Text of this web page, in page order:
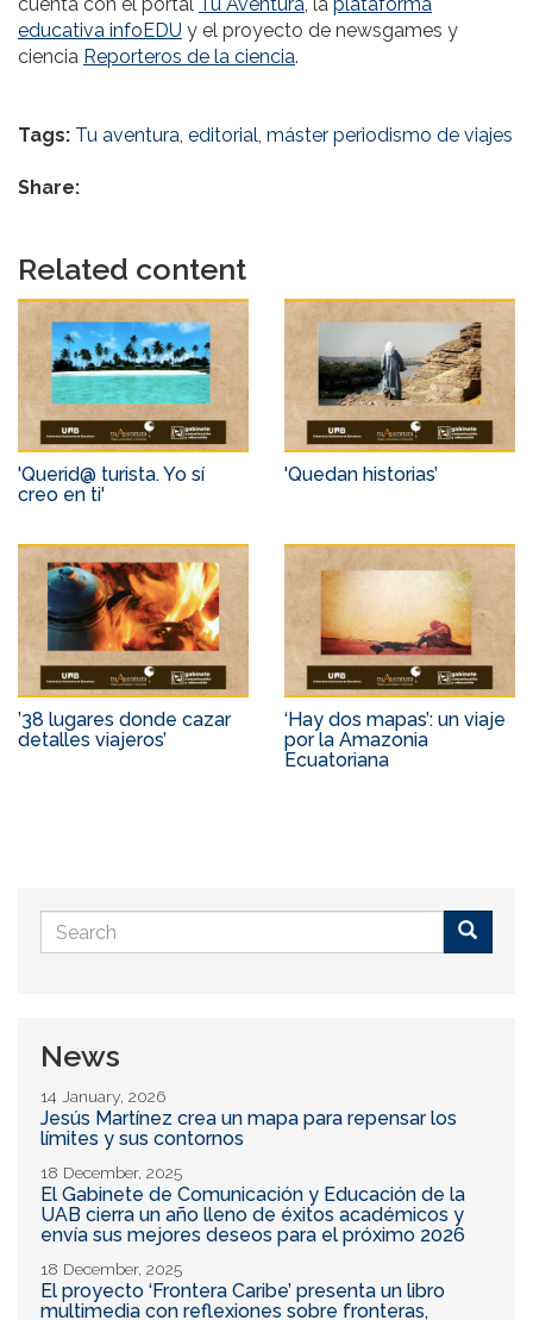
educativa infoEDU y el proyecto de newsgames y
ciencia Reporteros de la ciencia.
Tags: Tu aventura editorial máster periodismo de viajes
Share:
Related content
'Querid@ turista. Yo sí
creo en ti'
'Quedan historias’
’38 lugares donde cazar
detalles viajeros’
‘Hay dos mapas’: un viaje
por la Amazonia
Ecuatoriana
Search
form
News
14 January, 2026
Jesús Martínez crea un mapa para repensar los
límites y sus contornos
18 December, 2025
El Gabinete de Comunicación y Educación de la
UAB cierra un año lleno de éxitos académicos y
envía sus mejores deseos para el próximo 2026
18 December, 2025
El proyecto ‘Frontera Caribe’ presenta un libro
multimedia con reflexiones sobre fronteras,